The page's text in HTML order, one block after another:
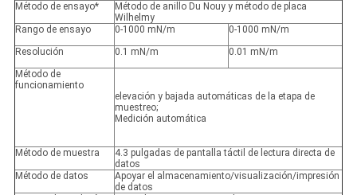
Método de ensayo*
Método de anillo Du Nouy y método de placa
Wilhelmy
Rango de ensayo
0-1000 mN/m
0-1000 mN/m
Resolución
0.1 mN/m
0.01 mN/m
Método de
funcionamiento
elevación y bajada automáticas de la etapa de
muestreo;
Medición automática
Método de muestra
4.3 pulgadas de pantalla táctil de lectura directa de
datos
Método de datos
Apoyar el almacenamiento/visualización/impresión
de datos